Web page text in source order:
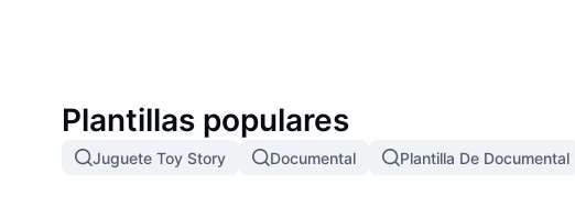
Plantillas populares
Juguete Toy Story Documental Plantilla De Documental